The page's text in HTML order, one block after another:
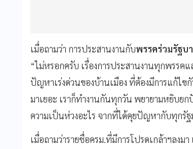
เมื่อถามว่า การประสานงานกับพรรคร่วมรัฐบ
“ไม่หรอกครับ เรื่องการประสานงานทุกพรร
ปัญหาเร่งด่วนของบ้านเมือง ที่ต้องมีการแก้ไข
มาเยอะ เราก็ทำงานกันทุกวัน พยายามหยิบ
ความเป็นห่วงอะไร จากที่ได้คุยปัญหากับทุกรั
เมื่อถามว่ารายชื่อครม.ที่มีการโปรดเกล้าฯลงม